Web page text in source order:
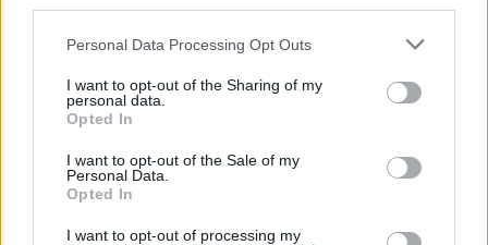
Personal Data Processing Opt Outs
I want to opt-out of the Sharing of my
personal data.
Opted In
I want to opt-out of the Sale of my
Personal Data.
Opted In
I want to opt-out of processing my